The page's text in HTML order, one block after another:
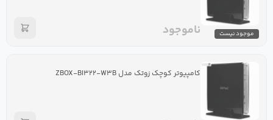
موجود نیست ناموجود
کامپیوتر کوچک زوتک مدل ZBOX-BI۳۲۲-W۳B